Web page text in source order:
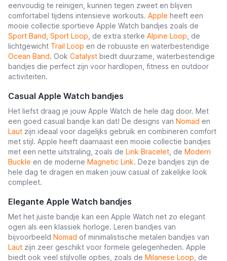
eenvoudig te reinigen, kunnen tegen zweet en blijven
comfortabel tijdens intensieve workouts. Apple heeft een
mooie collectie sportieve Apple Watch bandjes zoals de
Sport Band Sport Loop , de extra sterke Alpine Loop , de
lichtgewicht Trail Loop en de robuuste en waterbestendige
Ocean Band. Ook Catalyst biedt duurzame, waterbestendige
bandjes die perfect zijn voor hardlopen, fitness en outdoor
activiteiten.
Casual Apple Watch bandjes
Het liefst draag je jouw Apple Watch de hele dag door. Met
een goed casual bandje kan dat! De designs van Nomad en
Laut zijn ideaal voor dagelijks gebruik en combineren comfort
met stijl. Apple heeft daarnaast een mooie collectie bandjes
met een nette uitstraling, zoals de Link Bracelet , de Modern
Buckle en de moderne Magnetic Link. Deze bandjes zijn de
hele dag te dragen en maken jouw casual of zakelijke look
compleet.
Elegante Apple Watch bandjes
Met het juiste bandje kan een Apple Watch net zo elegant
ogen als een klassiek horloge. Leren bandjes van
bijvoorbeeld Nomad of minimalistische metalen bandjes van
Laut zijn zeer geschikt voor formele gelegenheden. Apple
biedt ook veel stijlvolle opties, zoals de Milanese Loop , de